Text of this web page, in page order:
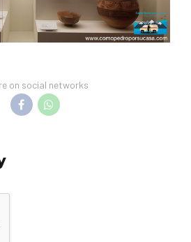
on social networks